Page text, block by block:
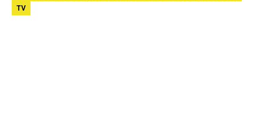
TV